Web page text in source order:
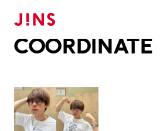
COORDINATE